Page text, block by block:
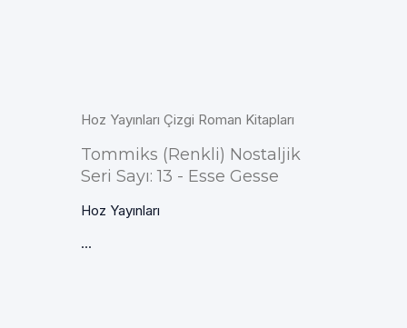
Hoz Yayınları Çizgi Roman Kitapları
Tommiks (Renkli) Nostaljik
Seri Sayı: 13 - Esse Gesse
Hoz Yayınları
...